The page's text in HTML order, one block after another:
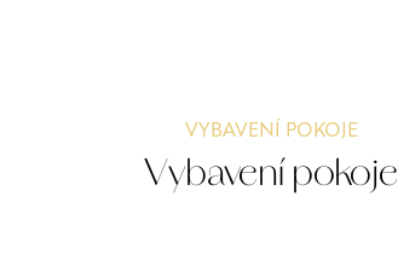
VYBAVENÍ POKOJE
Vybavení pokoje